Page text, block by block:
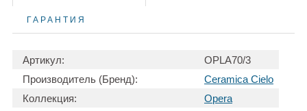
ГАРАНТИЯ
Артикул:
OPLA70/3
Производитель (Бренд):
Ceramica Cielo
Коллекция:
Opera